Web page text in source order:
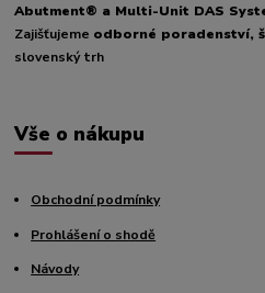
Abutment® a Multi-Unit DAS
Zajišťujeme odborné poradenství,
slovenský trh
Vše o nákupu
Obchodní podmínky
Prohlášení o shodě
Návody